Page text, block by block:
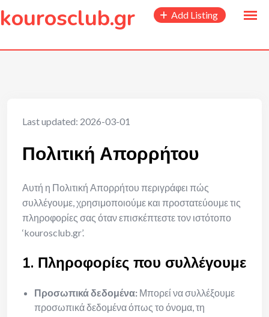
content
kourosclub.gr Add Listing
Last updated: 2026-03-01
Πολιτική Απορρήτου
Αυτή η Πολιτική Απορρήτου περιγράφει πώς
συλλέγουμε, χρησιμοποιούμε και προστατεύουμε τις
πληροφορίες σας όταν επισκέπτεστε τον ιστότοπο
‘kourosclub.gr’.
1. Πληροφορίες που συλλέγουμε
Προσωπικά δεδομένα: Μπορεί να συλλέξουμε
προσωπικά δεδομένα όπως το όνομα, τη